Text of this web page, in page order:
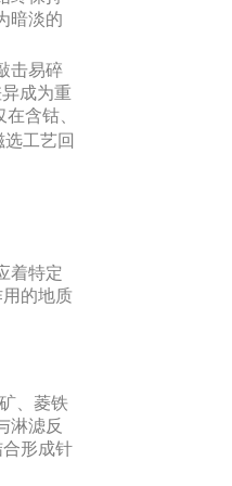
暗淡的
击易碎
成为重
含钴、
工艺回
着特定
的地质
、菱铁
淋滤反
形成针